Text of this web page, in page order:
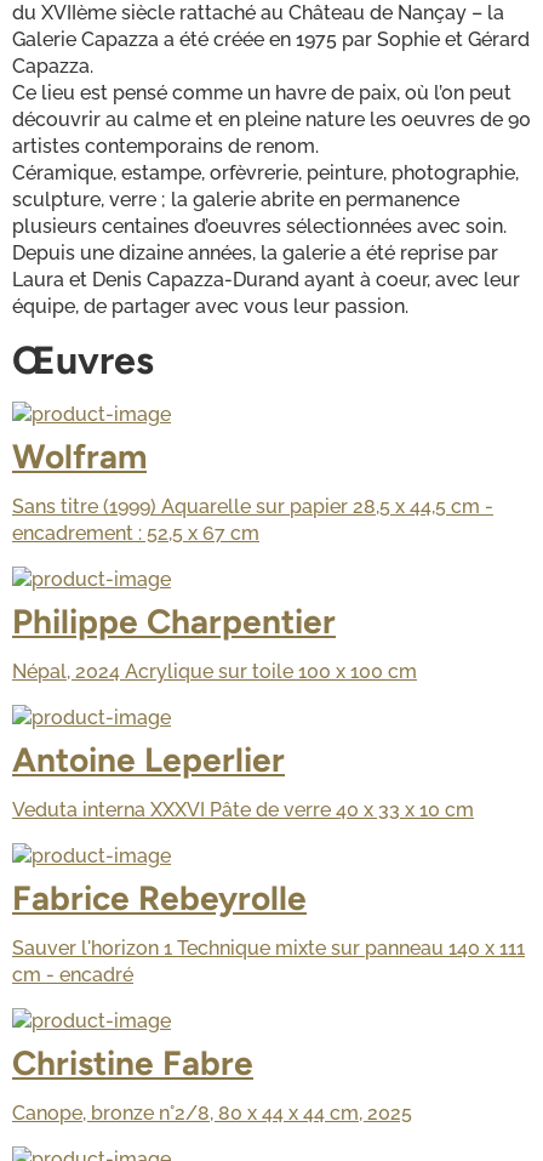
du XVIIème siècle rattaché au Château de Nançay – la
Galerie Capazza a été créée en 1975 par Sophie et Gérard
Capazza.
Ce lieu est pensé comme un havre de paix, où l’on peut
découvrir au calme et en pleine nature les oeuvres de 90
artistes contemporains de renom.
Céramique, estampe, orfèvrerie, peinture, photographie,
sculpture, verre ; la galerie abrite en permanence
plusieurs centaines d’oeuvres sélectionnées avec soin.
Depuis une dizaine années, la galerie a été reprise par
Laura et Denis Capazza-Durand ayant à coeur, avec leur
équipe, de partager avec vous leur passion.
Œuvres
Wolfram
Sans titre (1999) Aquarelle sur papier 28,5 x 44,5 cm -
encadrement : 52,5 x 67 cm
Philippe Charpentier
Népal, 2024 Acrylique sur toile 100 x 100 cm
Antoine Leperlier
Veduta interna XXXVI Pâte de verre 40 x 33 x 10 cm
Fabrice Rebeyrolle
Sauver l'horizon 1 Technique mixte sur panneau 140 x 111
cm - encadré
Christine Fabre
Canope, bronze n°2/8, 80 x 44 x 44 cm, 2025